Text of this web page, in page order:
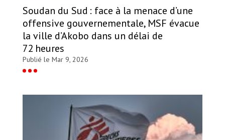
Soudan du Sud : face à la menace d’une
offensive gouvernementale, MSF évacue
la ville d’Akobo dans un délai de
72 heures
Publié le Mar 9, 2026